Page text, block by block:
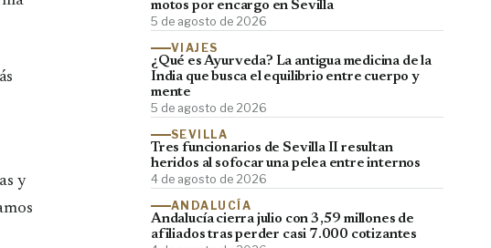
y
motos por encargo en Sevilla
5 de agosto de 2026
VIAJES
¿Qué es Ayurveda? La antigua medicina de la
India que busca el equilibrio entre cuerpo y
mente
5 de agosto de 2026
SEVILLA
Tres funcionarios de Sevilla II resultan
heridos al sofocar una pelea entre internos
4 de agosto de 2026
ANDALUCÍA
Andalucía cierra julio con 3,59 millones de
afiliados tras perder casi 7.000 cotizantes